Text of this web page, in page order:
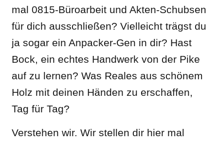
mal 0815-Büroarbeit und Akten-Schubsen
für dich ausschließen? Vielleicht trägst du
ja sogar ein Anpacker-Gen in dir? Hast
Bock, ein echtes Handwerk von der Pike
auf zu lernen? Was Reales aus schönem
Holz mit deinen Händen zu erschaffen,
Tag für Tag?
Verstehen wir. Wir stellen dir hier mal